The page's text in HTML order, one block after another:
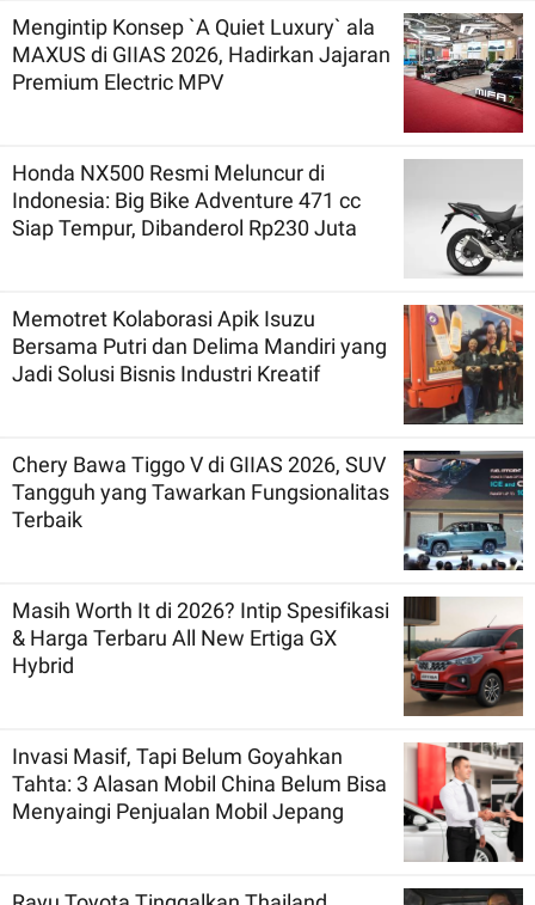
Mengintip Konsep `A Quiet Luxury` ala
MAXUS di GIIAS 2026, Hadirkan Jajaran
Premium Electric MPV
Honda NX500 Resmi Meluncur di
Indonesia: Big Bike Adventure 471 cc
Siap Tempur, Dibanderol Rp230 Juta
Memotret Kolaborasi Apik Isuzu
Bersama Putri dan Delima Mandiri yang
Jadi Solusi Bisnis Industri Kreatif
Chery Bawa Tiggo V di GIIAS 2026, SUV
Tangguh yang Tawarkan Fungsionalitas
Terbaik
Masih Worth It di 2026? Intip Spesifikasi
& Harga Terbaru All New Ertiga GX
Hybrid
Invasi Masif, Tapi Belum Goyahkan
Tahta: 3 Alasan Mobil China Belum Bisa
Menyaingi Penjualan Mobil Jepang